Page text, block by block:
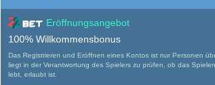
Eröffnungsangebot
100% Willkommensbonus
Das Registrieren und Eröffnen eines Kontos ist nur Personen
liegt in der Verantwortung des Spielers zu prüfen, ob das
lebt, erlaubt ist.